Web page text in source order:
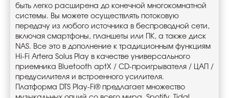
быть легко расширена до конечной многокомнатной
системы. Вы можете осуществлять потоковую
передачу из любого источника в беспроводной сети,
включая смартфоны, планшеты или ПК, а также диск
NAS. Все это в дополнение к традиционным функциям
Hi-Fi Artera Solus Play в качестве универсального
приемника Bluetooth aptX / CD-проигрывателя / ЦАП /
предусилителя и встроенного усилителя.
Платформа DTS Play-Fi® предлагает множество